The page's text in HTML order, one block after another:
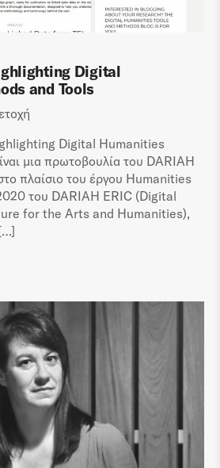
Digital
and Tools
Digital Humanities
μια πρωτοβουλία του DARIAH
πλαίσιο του έργου Humanities
του DARIAH ERIC (Digital
for the Arts and Humanities),